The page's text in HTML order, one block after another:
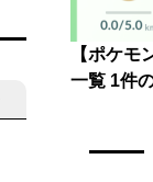
【ポケモ
一覧 1件